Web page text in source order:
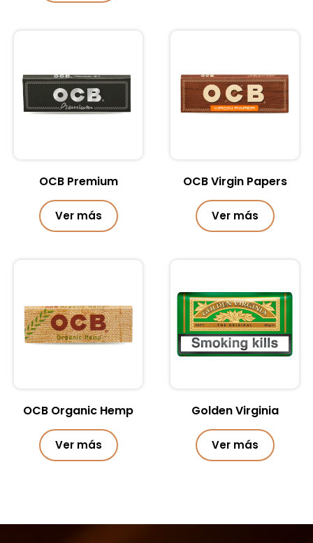
OCB Premium
Ver más
OCB Virgin Papers
Ver más
OCB Organic Hemp
Ver más
Golden Virginia
Ver más